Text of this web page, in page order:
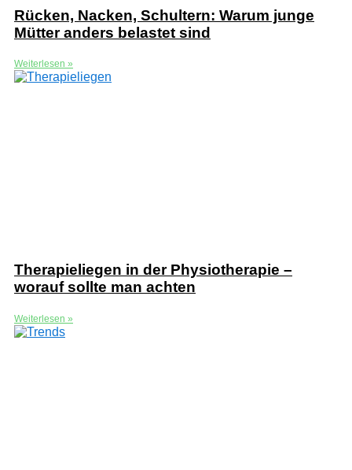
Rücken, Nacken, Schultern: Warum junge
Mütter anders belastet sind
Weiterlesen »
Therapieliegen in der Physiotherapie –
worauf sollte man achten
Weiterlesen »